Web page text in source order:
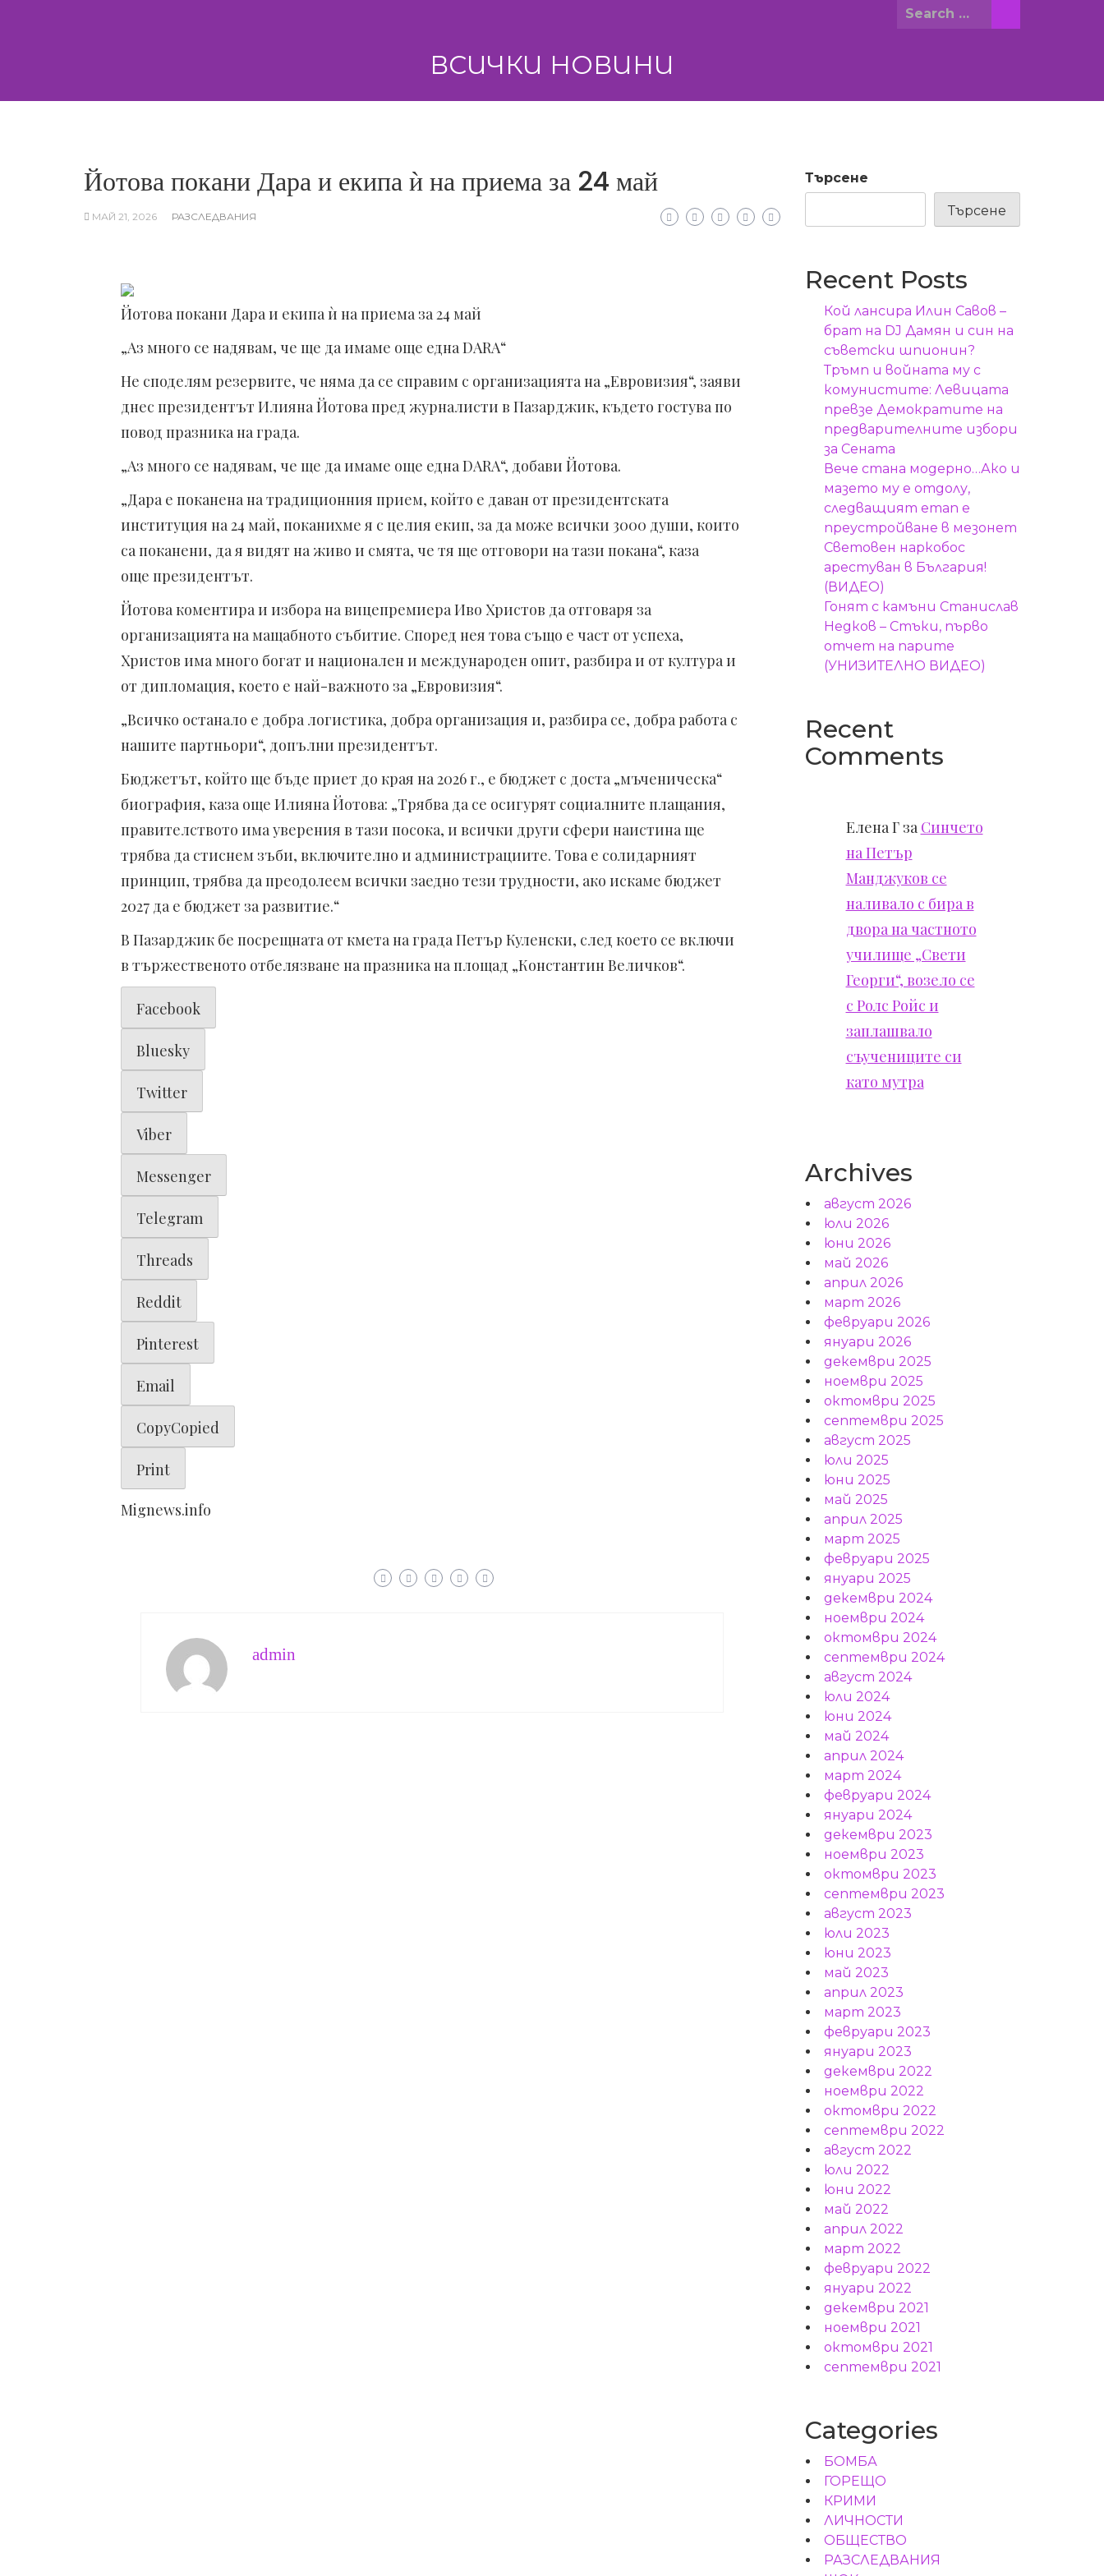
Search
ВСИЧКИ НОВИНИ
Йотова покани Дара и екипа ѝ на приема за 24 май
МАЙ 21, 2026 РАЗСЛЕДВАНИЯ
Йотова покани Дара и екипа ѝ на приема за 24 май
„Аз много се надявам, че ще да имаме още една DARA“
Не споделям резервите, че няма да се справим с организацията на „Евровизия“, заяви
днес президентът Илияна Йотова пред журналисти в Пазарджик, където гостува по
повод празника на града.
„Аз много се надявам, че ще да имаме още една DARA“, добави Йотова.
„Дара e поканена на традиционния прием, който е даван от президентската
институция на 24 май, поканихме я с целия екип, за да може всички 3000 души, които
са поканени, да я видят на живо и смята, че тя ще отговори на тази покана“, каза
още президентът.
Йотова коментира и избора на вицепремиера Иво Христов да отговаря за
организацията на мащабното събитие. Според нея това също е част от успеха,
Христов има много богат и национален и международен опит, разбира и от култура и
от дипломация, което е най-важното за „Евровизия“.
„Всичко останало е добра логистика, добра организация и, разбира се, добра работа с
нашите партньори“, допълни президентът.
Бюджетът, който ще бъде приет до края на 2026 г., е бюджет с доста „мъченическа“
биография, каза още Илияна Йотова: „Трябва да се осигурят социалните плащания,
правителството има уверения в тази посока, и всички други сфери наистина ще
трябва да стиснем зъби, включително и администрациите. Това е солидарният
принцип, трябва да преодолеем всички заедно тези трудности, ако искаме бюджет
2027 да е бюджет за развитие.“
В Пазарджик бе посрещната от кмета на града Петър Куленски, след което се включи
в тържественото отбелязване на празника на площад „Константин Величков“.
Facebook
Bluesky
Twitter
Viber
Messenger
Telegram
Threads
Reddit
Pinterest
Email
CopyCopied
Print
Mignews.info
admin
Търсене
Търсене
Recent Posts
Кой лансира Илин Савов –
брат на DJ Дамян и син на
съветски шпионин?
Тръмп и войната му с
комунистите: Левицата
превзе Демократите на
предварителните избори
за Сената
Вече стана модерно…Ако и
мазето му е отдолу,
следващият етап е
преустройване в мезонет
Световен наркобос
арестуван в България!
(ВИДЕО)
Гонят с камъни Станислав
Недков – Стъки, първо
отчет на парите
(УНИЗИТЕЛНО ВИДЕО)
Recent
Comments
Елена Гза Синчето
на Петър
Манджуков се
наливало с бира в
двора на частното
училище „Свети
Георги“, возело се
с Ролс Ройс и
заплашвало
съучениците си
като мутра
Archives
август 2026
юли 2026
юни 2026
май 2026
април 2026
март 2026
февруари 2026
януари 2026
декември 2025
ноември 2025
октомври 2025
септември 2025
август 2025
юли 2025
юни 2025
май 2025
април 2025
март 2025
февруари 2025
януари 2025
декември 2024
ноември 2024
октомври 2024
септември 2024
август 2024
юли 2024
юни 2024
май 2024
април 2024
март 2024
февруари 2024
януари 2024
декември 2023
ноември 2023
октомври 2023
септември 2023
август 2023
юли 2023
юни 2023
май 2023
април 2023
март 2023
февруари 2023
януари 2023
декември 2022
ноември 2022
октомври 2022
септември 2022
август 2022
юли 2022
юни 2022
май 2022
април 2022
март 2022
февруари 2022
януари 2022
декември 2021
ноември 2021
октомври 2021
септември 2021
Categories
БОМБА
ГОРЕЩО
КРИМИ
ЛИЧНОСТИ
ОБЩЕСТВО
РАЗСЛЕДВАНИЯ